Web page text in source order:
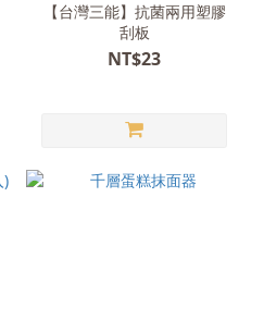
【台灣三能】抗菌兩用塑膠
刮板
NT$23